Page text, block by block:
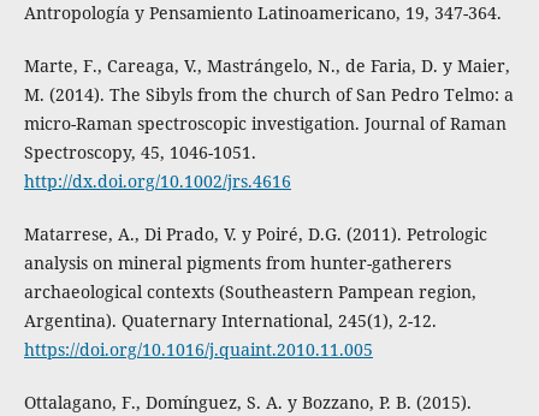
Antropología y Pensamiento Latinoamericano, 19, 347-364.
Marte, F., Careaga, V., Mastrángelo, N., de Faria, D. y Maier,
M. (2014). The Sibyls from the church of San Pedro Telmo: a
micro-Raman spectroscopic investigation. Journal of Raman
Spectroscopy, 45, 1046-1051.
http://dx.doi.org/10.1002/jrs.4616
Matarrese, A., Di Prado, V. y Poiré, D.G. (2011). Petrologic
analysis on mineral pigments from hunter-gatherers
archaeological contexts (Southeastern Pampean region,
Argentina). Quaternary International, 245(1), 2-12.
https://doi.org/10.1016/j.quaint.2010.11.005
Ottalagano, F., Domínguez, S. A. y Bozzano, P. B. (2015).